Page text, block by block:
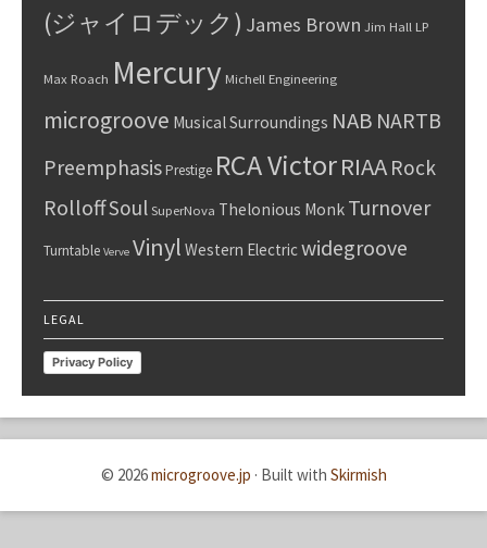
(ジャイロデック) James Brown Jim Hall LP
Max Roach Mercury Michell Engineering
microgroove Musical Surroundings NAB NARTB
PreemphasisPrestige RCA VictorRIAA Rock
RolloffSoul SuperNova Thelonious Monk Turnover
Turntable Verve Vinyl Western Electricwidegroove
LEGAL
Privacy Policy
© 2026microgroove.jp · Built with Skirmish